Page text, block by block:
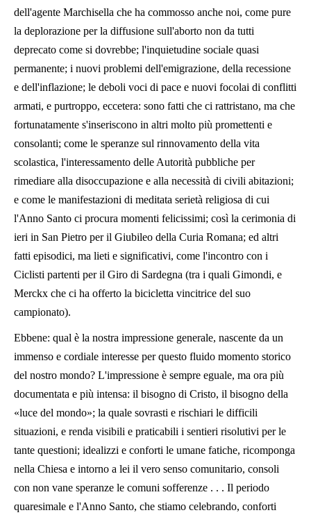
dell'agente Marchisella che ha commosso anche noi, come pure
la deplorazione per la diffusione sull'aborto non da tutti
deprecato come si dovrebbe; l'inquietudine sociale quasi
permanente; i nuovi problemi dell'emigrazione, della recessione
e dell'inflazione; le deboli voci di pace e nuovi focolai di conflitti
armati, e purtroppo, eccetera: sono fatti che ci rattristano, ma che
fortunatamente s'inseriscono in altri molto più promettenti e
consolanti; come le speranze sul rinnovamento della vita
scolastica, l'interessamento delle Autorità pubbliche per
rimediare alla disoccupazione e alla necessità di civili abitazioni;
e come le manifestazioni di meditata serietà religiosa di cui
l'Anno Santo ci procura momenti felicissimi; così la cerimonia di
ieri in San Pietro per il Giubileo della Curia Romana; ed altri
fatti episodici, ma lieti e significativi, come l'incontro con i
Ciclisti partenti per il Giro di Sardegna (tra i quali Gimondi, e
Merckx che ci ha offerto la bicicletta vincitrice del suo
campionato).
Ebbene: qual è la nostra impressione generale, nascente da un
immenso e cordiale interesse per questo fluido momento storico
del nostro mondo? L'impressione è sempre eguale, ma ora più
documentata e più intensa: il bisogno di Cristo, il bisogno della
«luce del mondo»; la quale sovrasti e rischiari le difficili
situazioni, e renda visibili e praticabili i sentieri risolutivi per le
tante questioni; idealizzi e conforti le umane fatiche, ricomponga
nella Chiesa e intorno a lei il vero senso comunitario, consoli
con non vane speranze le comuni sofferenze . . . Il periodo
quaresimale e l'Anno Santo, che stiamo celebrando, conforti